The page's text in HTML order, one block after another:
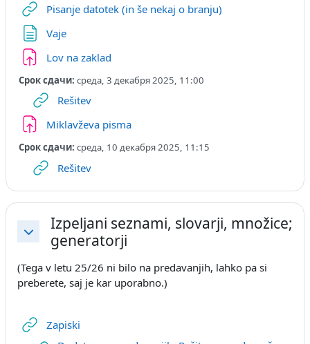
Pisanje datotek (in še nekaj o branju)Гиперссылка
VajeСтраница
Lov na zakladЗадание
Срок сдачи: среда, 3 декабря 2025, 11:00
RešitevГиперссылка
Miklavževa pismaЗадание
Срок сдачи: среда, 10 декабря 2025, 11:15
RešitevГиперссылка
Свернуть
Izpeljani seznami, slovarji, množice;
generatorji
(Tega v letu 25/26 ni bilo na predavanjih, lahko pa si
preberete, saj je kar uporabno.)
ZapiskiГиперссылка